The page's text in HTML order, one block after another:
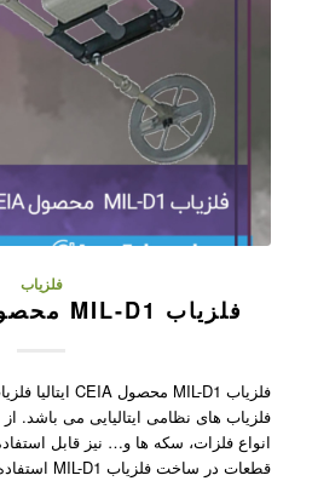
فلزیاب
فلزیاب MIL-D1 محصول CEIA ایتالیا
فلزیاب های نظامی ایتالیایی می باشد.
انواع فلزات، سکه ها و… نیز قابل
قطعات در ساخت فلزیاب MIL-D1 استفاده شده است. این…